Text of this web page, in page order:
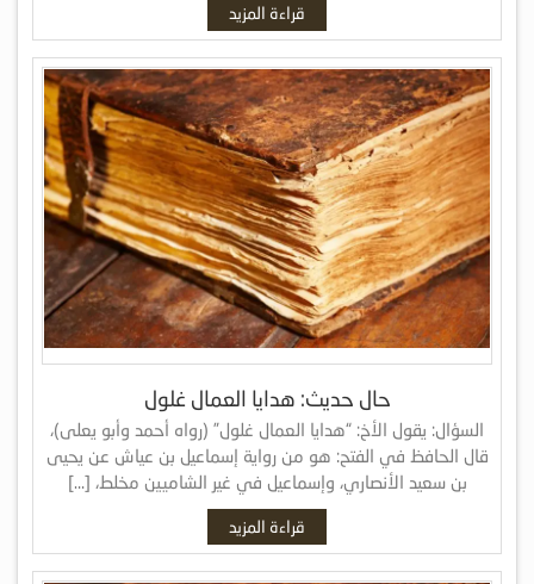
قراءة المزيد
حال حديث: هدايا العمال غلول
السؤال: يقول الأخ: “هدايا العمال غلول” (رواه أحمد وأبو يعلى)،
قال الحافظ في الفتح: هو من رواية إسماعيل بن عياش عن يحيى
بن سعيد الأنصاري، وإسماعيل في غير الشاميين مخلط، […]
قراءة المزيد